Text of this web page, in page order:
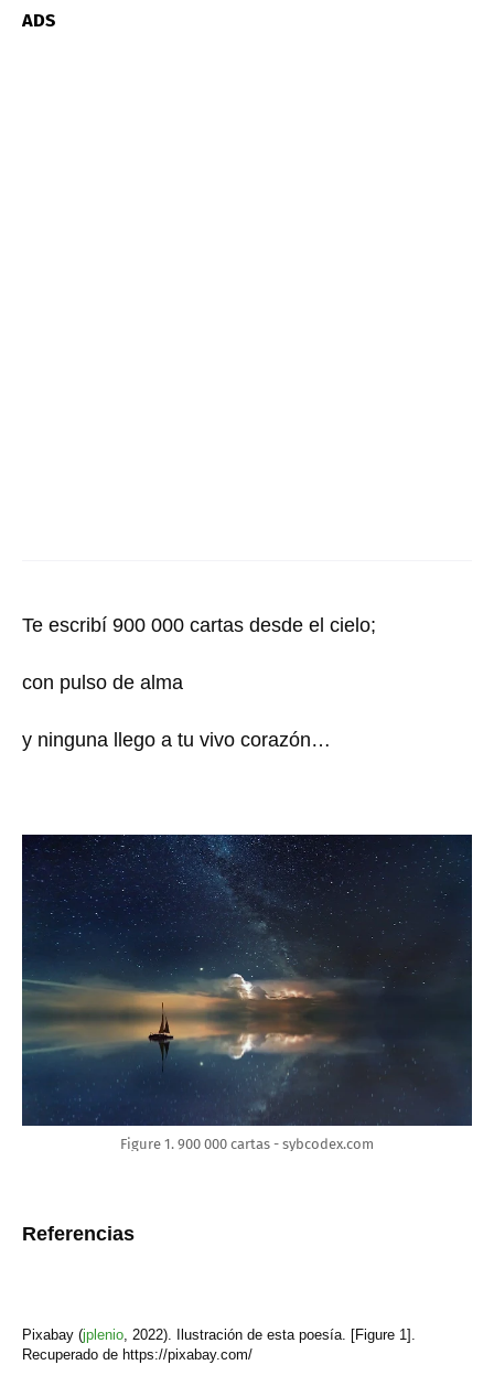
ADS
Te escribí 900 000 cartas desde el cielo;
con pulso de alma
y ninguna llego a tu vivo corazón…
Figure 1. 900 000 cartas - sybcodex.com
Referencias
Pixabay (jplenio 2022). Ilustración de esta poesía. [Figure 1].
Recuperado de https://pixabay.com/